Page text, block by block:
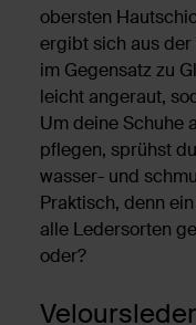
obersten
ergibt sich aus
im Gegensatz zu
leicht angeraut,
Um deine Schuhe
pflegen, sprühst
wasser- und
Praktisch, denn
alle Ledersorten
oder?
Veloursleder